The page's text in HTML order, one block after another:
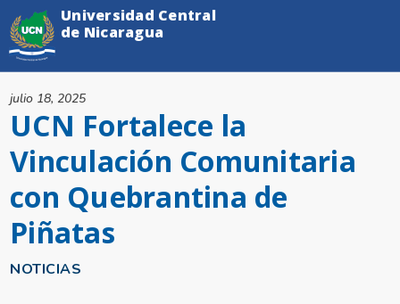
NOTICIAS
UCN Fortalece la
Vinculación Comunitaria
con Quebrantina de
Piñatas
julio 18, 2025
Universidad Central
de Nicaragua